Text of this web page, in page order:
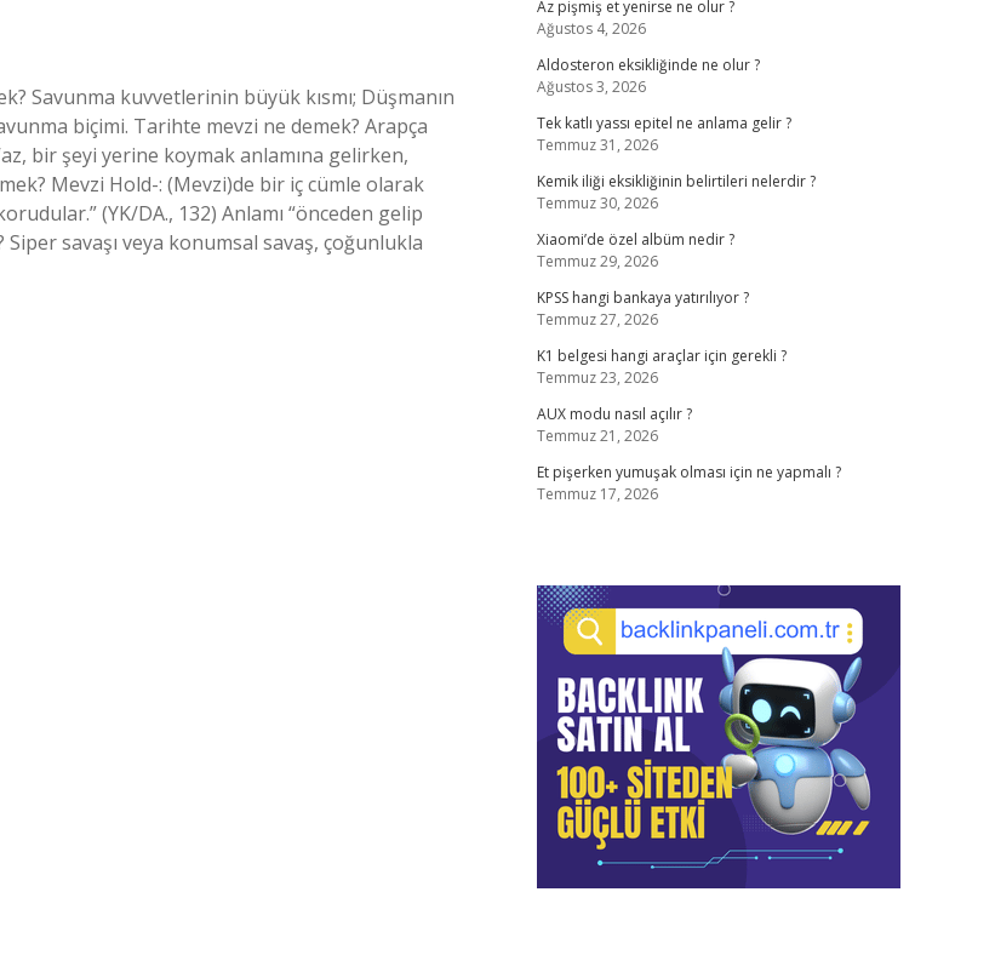
Savunma kuvvetlerinin büyük kısmı; Düşmanın
biçimi. Tarihte mevzi ne demek? Arapça
bir şeyi yerine koymak anlamına gelirken,
Mevzi Hold-: (Mevzi)de bir iç cümle olarak
(YK/DA., 132) Anlamı “önceden gelip
savaşı veya konumsal savaş, çoğunlukla
Az pişmiş et yenirse ne olur ?
Ağustos 4, 2026
Aldosteron eksikliğinde ne olur ?
Ağustos 3, 2026
Tek katlı yassı epitel ne anlama gelir ?
Temmuz 31, 2026
Kemik iliği eksikliğinin belirtileri nelerdir ?
Temmuz 30, 2026
Xiaomi’de özel albüm nedir ?
Temmuz 29, 2026
KPSS hangi bankaya yatırılıyor ?
Temmuz 27, 2026
K1 belgesi hangi araçlar için gerekli ?
Temmuz 23, 2026
AUX modu nasıl açılır ?
Temmuz 21, 2026
Et pişerken yumuşak olması için ne yapmalı ?
Temmuz 17, 2026